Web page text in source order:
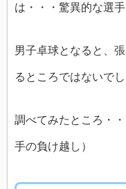
は・・・驚異的な選手
男子卓球となると、
るところではないで
調べてみたところ・
手の負け越し）